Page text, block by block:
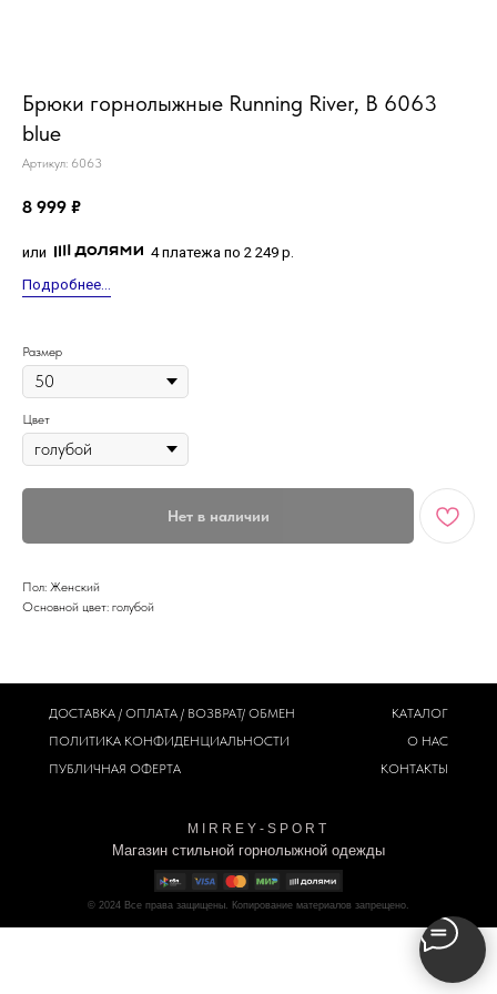
Брюки горнолыжные Running River, B 6063
blue
Артикул: 6063
8 999 ₽
или
4 платежа по 2 249 р.
Подробнее...
Размер
Цвет
Нет в наличии
Пол: Женский
Основной цвет: голубой
M I R R E Y - S P O R T
Магазин стильной горнолыжной одежды
© 2024 Все права защищены. Копирование материалов запрещено.
ДОСТАВКА / ОПЛАТА / ВОЗВРАТ/ ОБМЕН
ПОЛИТИКА КОНФИДЕНЦИАЛЬНОСТИ
ПУБЛИЧНАЯ ОФЕРТА
КАТАЛОГ
О НАС
КОНТАКТЫ